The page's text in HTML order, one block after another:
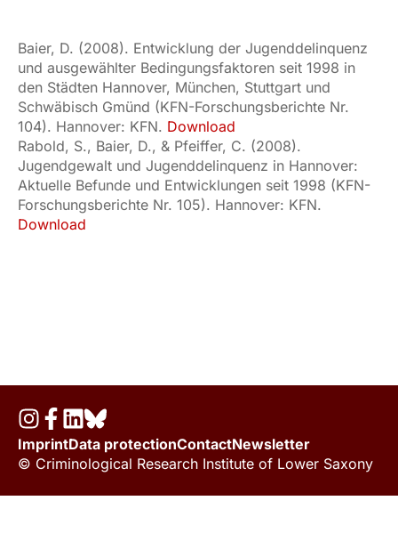
Baier, D. (2008). Entwicklung der Jugenddelinquenz
und ausgewählter Bedingungsfaktoren seit 1998 in
den Städten Hannover, München, Stuttgart und
Schwäbisch Gmünd (KFN-Forschungsberichte Nr.
104). Hannover: KFN. Download
Rabold, S., Baier, D., & Pfeiffer, C. (2008).
Jugendgewalt und Jugenddelinquenz in Hannover:
Aktuelle Befunde und Entwicklungen seit 1998 (KFN-
Forschungsberichte Nr. 105). Hannover: KFN.
Download
ImprintData protectionContactNewsletter
© Criminological Research Institute of Lower Saxony